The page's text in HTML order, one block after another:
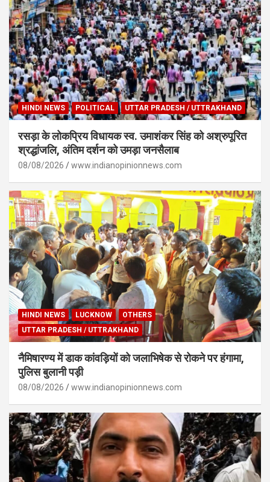
HINDI NEWS POLITICAL UTTAR PRADESH / UTTRAKHAND
रसड़ा के लोकप्रिय विधायक स्व. उमाशंकर सिंह को अश्रुपूरित
श्रद्धांजलि, अंतिम दर्शन को उमड़ा जनसैलाब
08/08/2026 www.indianopinionnews.com
HINDI NEWS LUCKNOW
OTHERS
UTTAR PRADESH / UTTRAKHAND
नैमिषारण्य में डाक कांवड़ियों को जलाभिषेक से रोकने पर हंगामा,
पुलिस बुलानी पड़ी
08/08/2026 www.indianopinionnews.com